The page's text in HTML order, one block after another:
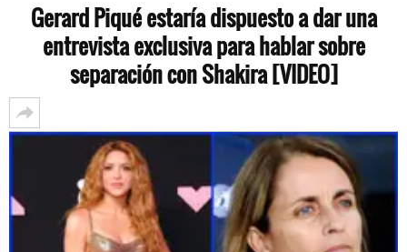
Gerard Piqué estaría dispuesto a dar una
entrevista exclusiva para hablar sobre
separación con Shakira [VIDEO]